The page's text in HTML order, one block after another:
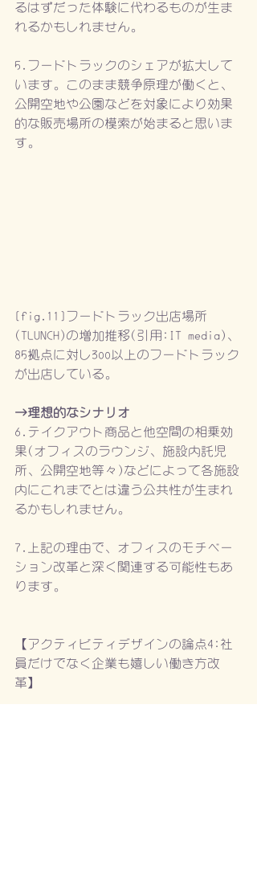
るはずだった体験に代わるものが生ま
れるかもしれません。
5.フードトラックのシェアが拡大して
います。このまま競争原理が働くと、
公開空地や公園などを対象により効果
的な販売場所の模索が始まると思いま
す。
[fig.11]フードトラック出店場所
(TLUNCH)の増加推移(引用:IT media)、
85拠点に対し300以上のフードトラック
が出店している。
→理想的なシナリオ
6.テイクアウト商品と他空間の相乗効
果(オフィスのラウンジ、施設内託児
所、公開空地等々)などによって各施設
内にこれまでとは違う公共性が生まれ
るかもしれません。
7.上記の理由で、オフィスのモチベー
ション改革と深く関連する可能性もあ
ります。
【アクティビティデザインの論点4:社
員だけでなく企業も嬉しい働き方改
革】